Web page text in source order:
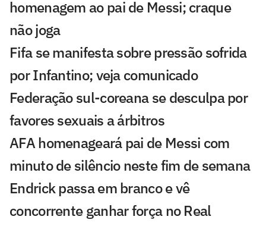
homenagem ao pai de Messi; craque
não joga
Fifa se manifesta sobre pressão sofrida
por Infantino; veja comunicado
Federação sul-coreana se desculpa por
favores sexuais a árbitros
AFA homenageará pai de Messi com
minuto de silêncio neste fim de semana
Endrick passa em branco e vê
concorrente ganhar força no Real